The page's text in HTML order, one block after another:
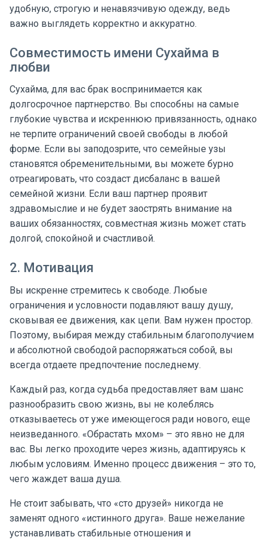
удобную, строгую и ненавязчивую одежду, ведь
важно выглядеть корректно и аккуратно.
Совместимость имени Сухайма в
любви
Сухайма, для вас брак воспринимается как
долгосрочное партнерство. Вы способны на самые
глубокие чувства и искреннюю привязанность, однако
не терпите ограничений своей свободы в любой
форме. Если вы заподозрите, что семейные узы
становятся обременительными, вы можете бурно
отреагировать, что создаст дисбаланс в вашей
семейной жизни. Если ваш партнер проявит
здравомыслие и не будет заострять внимание на
ваших обязанностях, совместная жизнь может стать
долгой, спокойной и счастливой.
2. Мотивация
Вы искренне стремитесь к свободе. Любые
ограничения и условности подавляют вашу душу,
сковывая ее движения, как цепи. Вам нужен простор.
Поэтому, выбирая между стабильным благополучием
и абсолютной свободой распоряжаться собой, вы
всегда отдаете предпочтение последнему.
Каждый раз, когда судьба предоставляет вам шанс
разнообразить свою жизнь, вы не колеблясь
отказываетесь от уже имеющегося ради нового, еще
неизведанного. «Обрастать мхом» – это явно не для
вас. Вы легко проходите через жизнь, адаптируясь к
любым условиям. Именно процесс движения – это то,
чего жаждет ваша душа.
Не стоит забывать, что «сто друзей» никогда не
заменят одного «истинного друга». Ваше нежелание
устанавливать стабильные отношения и